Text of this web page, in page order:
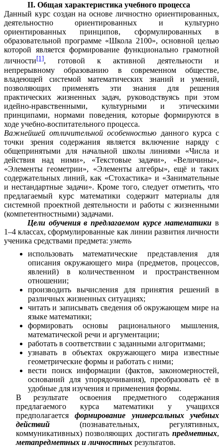
II. Общая характеристика учебного процесса
Данный курс создан на основе личностно ориентированных,
деятельностно ориентированных и культурно
ориентированных принципов, сформулированных в
образовательной программе «Школа 2100», основной целью
которой является формирование функционально грамотной
личности[1], готовой к активной деятельности и
непрерывному образованию в современном обществе,
владеющей системой математических знаний и умений,
позволяющих применять эти знания для решения
практических жизненных задач, руководствуясь при этом
идейно-нравственными, культурными и этическими
принципами, нормами поведения, которые формируются в
ходе учебно-воспитательного процесса.
Важнейшей отличительной особенностью данного курса с
точки зрения содержания является включение наряду с
общепринятыми для начальной школы линиями «Числа и
действия над ними», «Текстовые задачи», «Величины»,
«Элементы геометрии», «Элементы алгебры», ещё и таких
содержательных линий, как «Стохастика» и «Занимательные
и нестандартные задачи». Кроме того, следует отметить, что
предлагаемый курс математики содержит материалы для
системной проектной деятельности и работы с жизненными
(компетентностными) задачами.
Цели обучения в предлагаемом курсе математики в
1–4 классах, сформулированные как линии развития личности
ученика средствами предмета: уметь
использовать математические представления для
описания окружающего мира (предметов, процессов,
явлений) в количественном и пространственном
отношении;
производить вычисления для принятия решений в
различных жизненных ситуациях;
читать и записывать сведения об окружающем мире на
языке математики;
формировать основы рационального мышления,
математической речи и аргументации;
работать в соответствии с заданными алгоритмами;
узнавать в объектах окружающего мира известные
геометрические формы и работать с ними;
вести поиск информации (фактов, закономерностей,
оснований для упорядочивания), преобразовать её в
удобные для изучения и применения формы.
В результате освоения предметного содержания
предлагаемого курса математики у учащихся
предполагаетсяформирование универсальных учебных
действий (познавательных, регулятивных,
коммуникативных) позволяющих достигатьпредметных,
метапредметных и личностных результатов.